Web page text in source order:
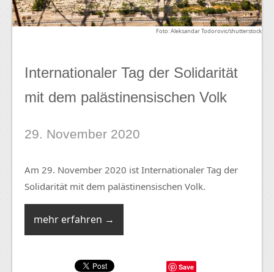
Foto: Aleksandar Todorovic/shutterstock
Internationaler Tag der Solidarität
mit dem palästinensischen Volk
29. November 2020
Am 29. November 2020 ist Internationaler Tag der
Solidarität mit dem palästinensischen Volk.
mehr erfahren →
Save